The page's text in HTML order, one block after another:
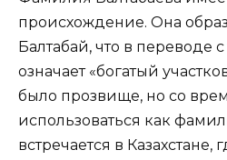
происхождение. Она
Балтабай, что в переводе
означает «богатый
было прозвище, но со
использоваться как
встречается в Казахстане,